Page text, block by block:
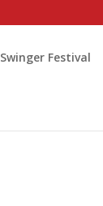
Swinger Festival